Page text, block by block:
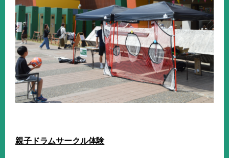
親子ドラムサークル体験